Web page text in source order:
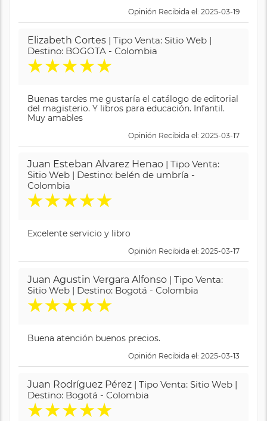
Opinión Recibida el: 2025-03-19
Elizabeth Cortes | Tipo Venta: Sitio Web |
Destino: BOGOTA - Colombia
★★★★★
Buenas tardes me gustaría el catálogo de editorial
del magisterio. Y libros para educación. Infantil.
Muy amables
Opinión Recibida el: 2025-03-17
Juan Esteban Alvarez Henao | Tipo Venta:
Sitio Web | Destino: belén de umbría -
Colombia
★★★★★
Excelente servicio y libro
Opinión Recibida el: 2025-03-17
Juan Agustin Vergara Alfonso | Tipo Venta:
Sitio Web | Destino: Bogotá - Colombia
★★★★★
Buena atención buenos precios.
Opinión Recibida el: 2025-03-13
Juan Rodríguez Pérez | Tipo Venta: Sitio Web |
Destino: Bogotá - Colombia
★★★★★